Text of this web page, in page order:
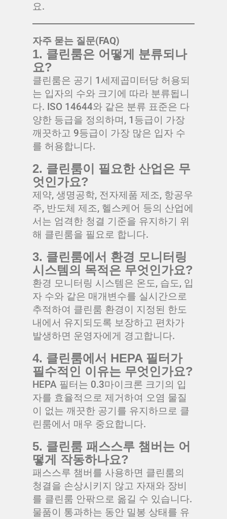
요.
자주 묻는 질문(FAQ)
1. 클린룸은 어떻게 분류되나
요?
클린룸은 공기 1세제곱미터당 허용되
는 입자의 수와 크기에 따라 분류됩니
다. ISO 14644와 같은 분류 표준은 다
양한 등급을 정의하며, 1등급이 가장
깨끗하고 9등급이 가장 많은 입자 수
를 허용합니다.
2. 클린룸이 필요한 산업은 무
엇인가요?
제약, 생명공학, 전자제품 제조, 항공우
주, 반도체 제조, 헬스케어 등의 산업에
서는 엄격한 청결 기준을 유지하기 위
해 클린룸을 필요로 합니다.
3. 클린룸에서 환경 모니터링
시스템의 목적은 무엇인가요?
환경 모니터링 시스템은 온도, 습도, 입
자 수와 같은 매개변수를 실시간으로
추적하여 클린룸 환경이 지정된 한도
내에서 유지되도록 보장하고 편차가
발생하면 운영자에게 경고합니다.
4. 클린룸에서 HEPA 필터가
필수적인 이유는 무엇인가요?
HEPA 필터는 0.3마이크론 크기의 입
자를 효율적으로 제거하여 오염 물질
이 없는 깨끗한 공기를 유지하므로 클
린룸에서 매우 중요합니다.
5. 클린룸 패스스루 챔버는 어
떻게 작동하나요?
패스스루 챔버를 사용하면 클린룸의
청결을 손상시키지 않고 자재와 장비
를 클린룸 안팎으로 옮길 수 있습니다.
물품이 통과하는 동안 밀봉 상태를 유